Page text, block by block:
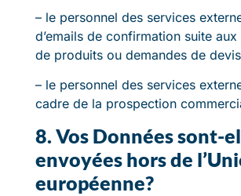
– le personnel des services
d’emails de confirmation suite
de produits ou demandes de devis
– le personnel des services
cadre de la prospection
8. Vos Données sont-
envoyées hors de
européenne?